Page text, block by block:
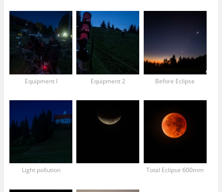
Equipment I Equipment 2 Before Eclipse
Light pollution Total Eclipse 600mm